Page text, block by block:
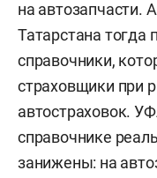
на автозапчасти.
Татарстана тогда
справочники,
страховщики при
автостраховок.
справочнике
занижены: на